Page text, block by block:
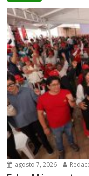
agosto 7, 2026